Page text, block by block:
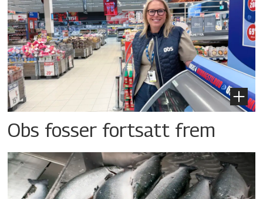
Obs fosser fortsatt frem